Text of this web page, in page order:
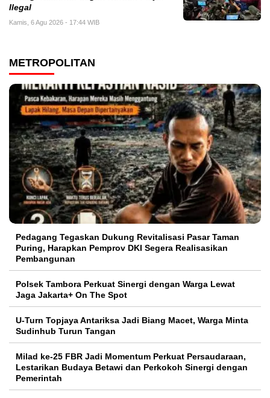
Ilegal
Kamis, 6 Agu 2026 - 17:44 WIB
METROPOLITAN
Pedagang Tegaskan Dukung Revitalisasi Pasar Taman
Puring, Harapkan Pemprov DKI Segera Realisasikan
Pembangunan
Polsek Tambora Perkuat Sinergi dengan Warga Lewat
Jaga Jakarta+ On The Spot
U-Turn Topjaya Antariksa Jadi Biang Macet, Warga Minta
Sudinhub Turun Tangan
Milad ke-25 FBR Jadi Momentum Perkuat Persaudaraan,
Lestarikan Budaya Betawi dan Perkokoh Sinergi dengan
Pemerintah